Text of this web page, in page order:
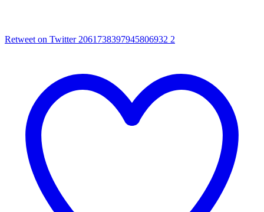
Retweet on Twitter 2061738397945806932 2